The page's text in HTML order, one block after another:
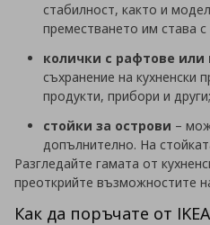
стабилност, както и
преместването им става
колички с рафтове
съхранение на кухненски
продукти, прибори и други;
стойки за острови –
допълнително. На
Разгледайте гамата от
преоткрийте възможностите
Как да поръчате от